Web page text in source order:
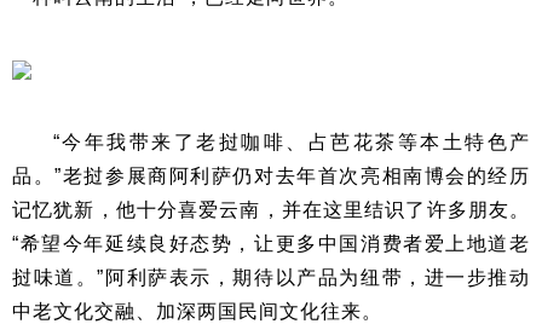
“今年我带来了老挝咖啡、占芭花茶等本土特色产
品。”老挝参展商阿利萨仍对去年首次亮相南博会的经历
记忆犹新，他十分喜爱云南，并在这里结识了许多朋友。
“希望今年延续良好态势，让更多中国消费者爱上地道老
挝味道。”阿利萨表示，期待以产品为纽带，进一步推动
中老文化交融、加深两国民间文化往来。